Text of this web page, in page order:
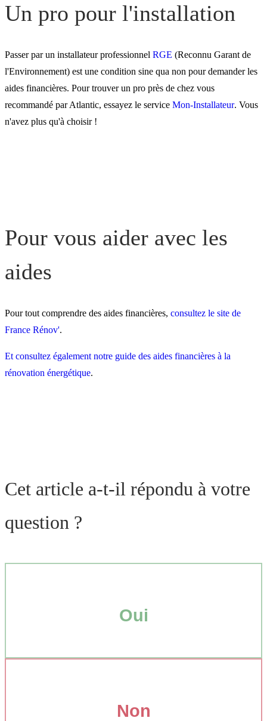
Un pro pour l'installation
Passer par un installateur professionnel RGE (Reconnu Garant de
l'Environnement) est une condition sine qua non pour demander les
aides financières. Pour trouver un pro près de chez vous
recommandé par Atlantic, essayez le service Mon-Installateur. Vous
n'avez plus qu'à choisir !
Pour vous aider avec les
aides
Pour tout comprendre des aides financières, consultez le site de
France Rénov'.
Et consultez également notre guide des aides financières à la
rénovation énergétique.
Cet article a-t-il répondu à votre
question ?
Oui
Non